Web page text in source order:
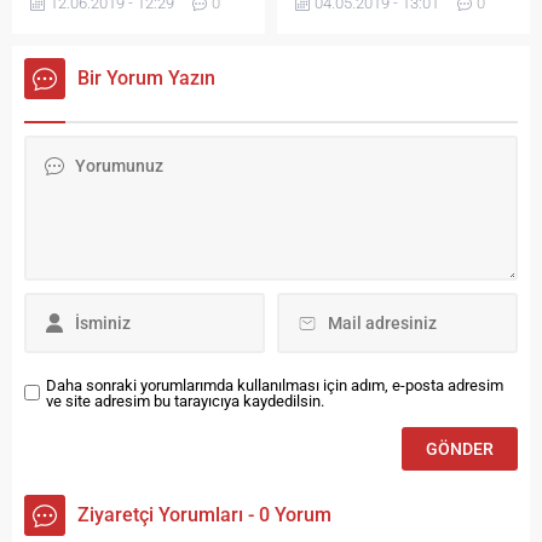
çalışması gerçekleştirilecek.
tarafından hayata geçirilen
“Türk Masal Külliyatı” projesi
38 ilde 278 masal derledi. Bu
özel eğitim öğrencileriyle bir
Bir Yorum Yazın
Daha sonraki yorumlarımda kullanılması için adım, e-posta adresim
ve site adresim bu tarayıcıya kaydedilsin.
Ziyaretçi Yorumları - 0 Yorum